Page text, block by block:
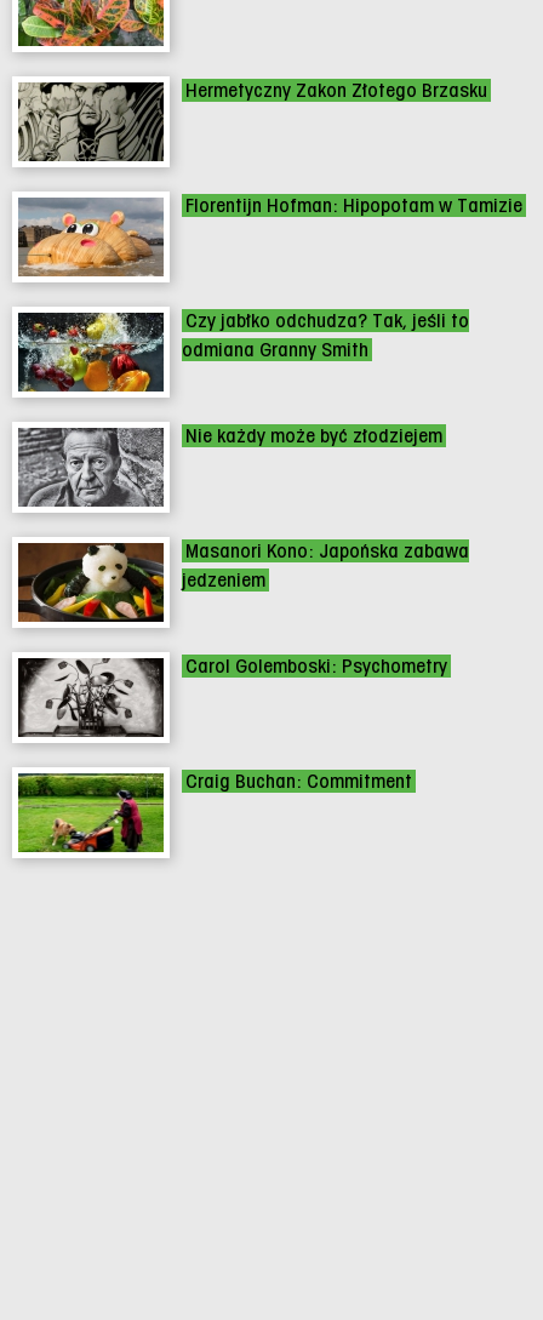
Hermetyczny Zakon Złotego Brzasku
Florentijn Hofman: Hipopotam w Tamizie
Czy jabłko odchudza? Tak, jeśli to
odmiana Granny Smith
Nie każdy może być złodziejem
Masanori Kono: Japońska zabawa
jedzeniem
Carol Golemboski: Psychometry
Craig Buchan: Commitment